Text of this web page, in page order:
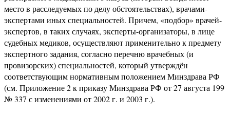
место в расследуемых по делу обстоятельствах), врачами-
экспертами иных специальностей. Причем, «подбор» врачей-
экспертов, в таких случаях, эксперты-организаторы, в лице
судебных медиков, осуществляют применительно к предмету
экспертного задания, согласно перечню врачебных (и
провизорских) специальностей, который утверждён
соответствующим нормативным положением Минздрава РФ
(см. Приложение 2 к приказу Минздрава РФ от 27 августа 199
№ 337 с изменениями от 2002 г. и 2003 г.).